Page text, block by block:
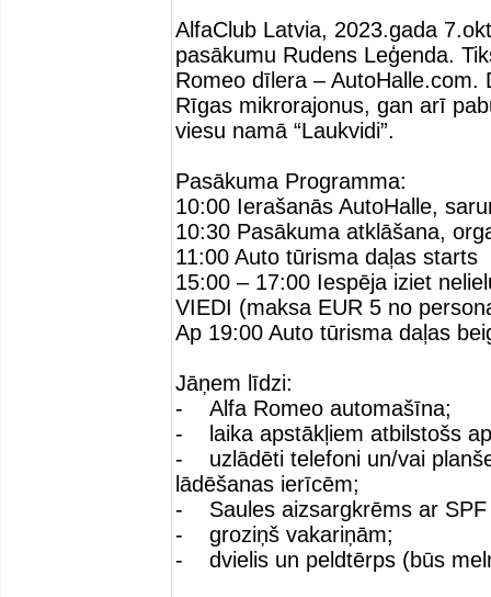
AlfaClub Latvia, 2023.gada
pasākumu Rudens Leģenda.
Romeo dīlera – AutoHalle.com.
Rīgas mikrorajonus, gan arī
viesu namā “Laukvidi”.
Pasākuma Programma:
10:00 Ierašanās AutoHalle,
10:30 Pasākuma atklāšana,
11:00 Auto tūrisma daļas starts
15:00 – 17:00 Iespēja iziet
VIEDI (maksa EUR 5 no
Ap 19:00 Auto tūrisma daļas
Jāņem līdzi:
- Alfa Romeo automašīna;
- laika apstākļiem atbilstošs
- uzlādēti telefoni un/vai
lādēšanas ierīcēm;
- Saules aizsargkrēms ar SPF
- groziņš vakariņām;
- dvielis un peldtērps (būs